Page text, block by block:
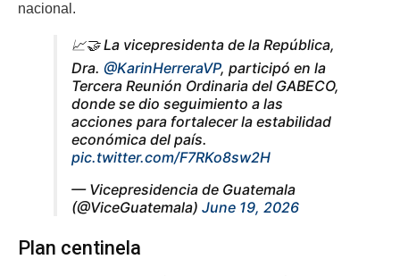
nacional.
📈🤝 La vicepresidenta de la República,
Dra. @KarinHerreraVP, participó en la
Tercera Reunión Ordinaria del GABECO,
donde se dio seguimiento a las
acciones para fortalecer la estabilidad
económica del país.
pic.twitter.com/F7RKo8sw2H
— Vicepresidencia de Guatemala
(@ViceGuatemala) June 19, 2026
Plan centinela